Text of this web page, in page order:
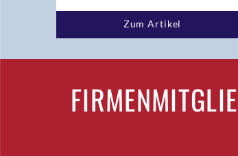
Zum Artikel